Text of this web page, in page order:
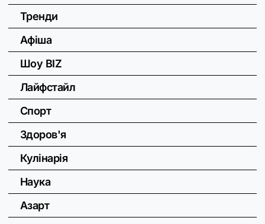
Тренди
Афіша
Шоу BIZ
Лайфстайл
Спорт
Здоров'я
Кулінарія
Наука
Азарт